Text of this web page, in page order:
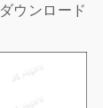
ウンロード